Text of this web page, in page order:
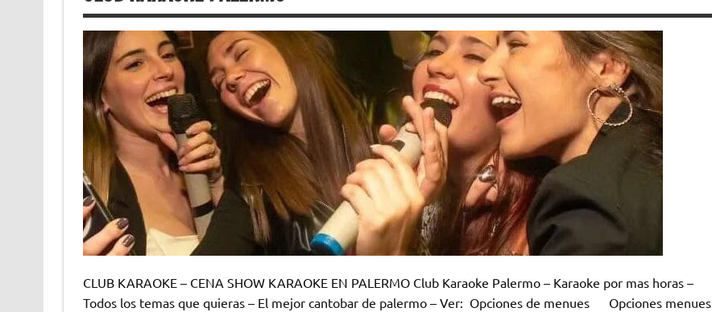
CLUB KARAOKE – CENA SHOW KARAOKE EN PALERMO Club Karaoke Palermo – Karaoke por mas horas –
Todos los temas que quieras – El mejor cantobar de palermo – Ver: Opciones de menues Opciones menues